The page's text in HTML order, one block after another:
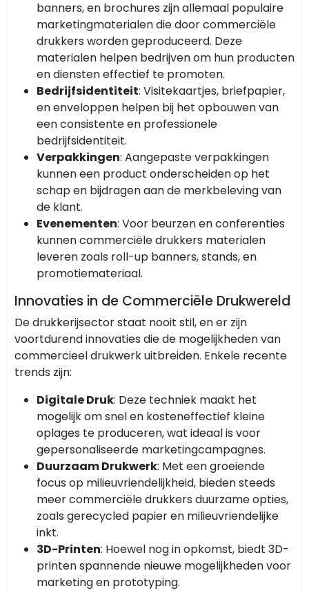
banners, en brochures zijn allemaal populaire
marketingmaterialen die door commerciële
drukkers worden geproduceerd. Deze
materialen helpen bedrijven om hun producten
en diensten effectief te promoten.
Bedrijfsidentiteit: Visitekaartjes, briefpapier,
en enveloppen helpen bij het opbouwen van
een consistente en professionele
bedrijfsidentiteit.
Verpakkingen: Aangepaste verpakkingen
kunnen een product onderscheiden op het
schap en bijdragen aan de merkbeleving van
de klant.
Evenementen: Voor beurzen en conferenties
kunnen commerciële drukkers materialen
leveren zoals roll-up banners, stands, en
promotiemateriaal.
Innovaties in de Commerciële Drukwereld
De drukkerijsector staat nooit stil, en er zijn
voortdurend innovaties die de mogelijkheden van
commercieel drukwerk uitbreiden. Enkele recente
trends zijn:
Digitale Druk: Deze techniek maakt het
mogelijk om snel en kosteneffectief kleine
oplages te produceren, wat ideaal is voor
gepersonaliseerde marketingcampagnes.
Duurzaam Drukwerk: Met een groeiende
focus op milieuvriendelijkheid, bieden steeds
meer commerciële drukkers duurzame opties,
zoals gerecycled papier en milieuvriendelijke
inkt.
3D-Printen: Hoewel nog in opkomst, biedt 3D-
printen spannende nieuwe mogelijkheden voor
marketing en prototyping.